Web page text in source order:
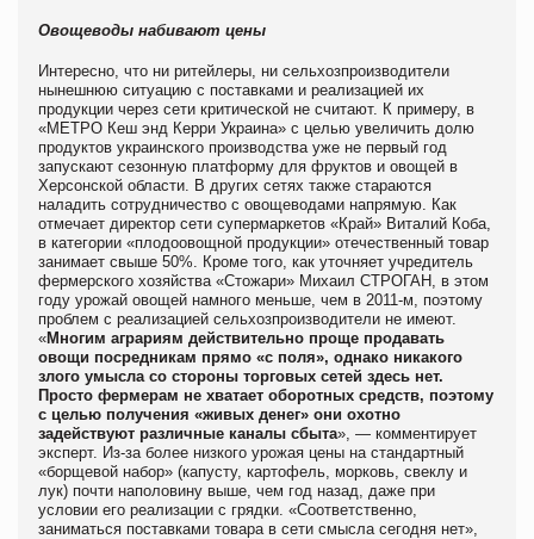
Овощеводы набивают цены
Интересно, что ни ритейлеры, ни сельхозпроизводители
нынешнюю ситуацию с поставками и реализацией их
продукции через сети критической не считают. К примеру, в
«МЕТРО Кеш энд Керри Украина» с целью увеличить долю
продуктов украинского производства уже не первый год
запускают сезонную платформу для фруктов и овощей в
Херсонской области. В других сетях также стараются
наладить сотрудничество с овощеводами напрямую. Как
отмечает директор сети супермаркетов «Край» Виталий Коба,
в категории «плодоовощной продукции» отечественный товар
занимает свыше 50%. Кроме того, как уточняет учредитель
фермерского хозяйства «Стожари» Михаил СТРОГАН, в этом
году урожай овощей намного меньше, чем в 2011-м, поэтому
проблем с реализацией сельхозпроизводители не имеют.
«Многим аграриям действительно проще продавать
овощи посредникам прямо «с поля», однако никакого
злого умысла со стороны торговых сетей здесь нет.
Просто фермерам не хватает оборотных средств, поэтому
с целью получения «живых денег» они охотно
задействуют различные каналы сбыта», — комментирует
эксперт. Из-за более низкого урожая цены на стандартный
«борщевой набор» (капусту, картофель, морковь, свеклу и
лук) почти наполовину выше, чем год назад, даже при
условии его реализации с грядки. «Соответственно,
заниматься поставками товара в сети смысла сегодня нет»,